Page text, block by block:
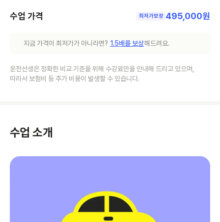
수업 가격 최저가보장 495,000원
지금 가격이 최저가가 아니라면? 1.5배를 보상해드려요.
운전선생은 정확한 비교 기준을 위해 수강료만을 안내해 드리고 있으며,
따라서 보험비 등 추가 비용이 발생할 수 있습니다.
수업 소개